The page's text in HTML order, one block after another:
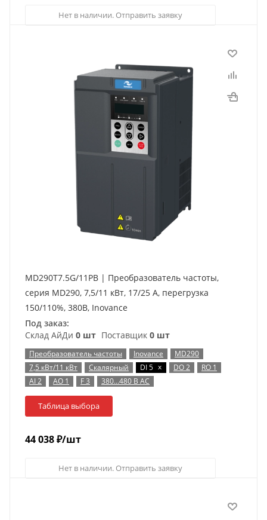
Нет в наличии. Отправить заявку
MD290T7.5G/11PB | Преобразователь частоты,
серия MD290, 7,5/11 кВт, 17/25 А, перегрузка
150/110%, 380B, Inovance
Под заказ:
Склад АйДи 0 шт Поставщик 0 шт
Преобразователь частоты Inovance
MD290
7,5 кВт/11 кВт
Скалярный DI 5 x DO 2
RO 1
AI 2
AO 1 F 3 380…480 В AC
Таблица выбора
44 038₽/шт
Нет в наличии. Отправить заявку